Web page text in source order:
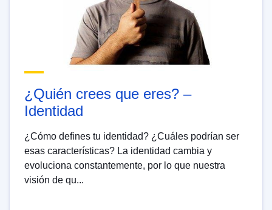
¿Quién crees que eres? –
Identidad
¿Cómo defines tu identidad? ¿Cuáles podrían ser
esas características? La identidad cambia y
evoluciona constantemente, por lo que nuestra
visión de qu...